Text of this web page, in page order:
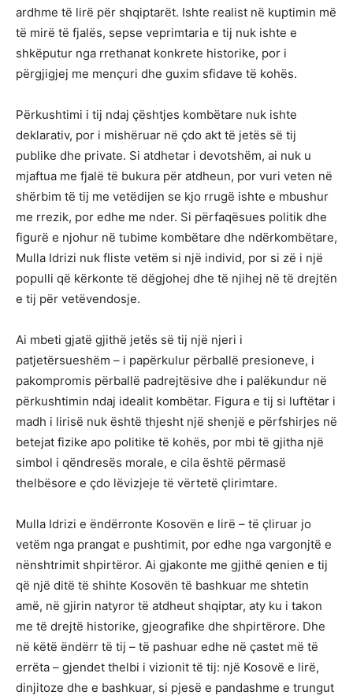
ardhme të lirë për shqiptarët. Ishte realist në kuptimin më
të mirë të fjalës, sepse veprimtaria e tij nuk ishte e
shkëputur nga rrethanat konkrete historike, por i
përgjigjej me mençuri dhe guxim sfidave të kohës.
Përkushtimi i tij ndaj çështjes kombëtare nuk ishte
deklarativ, por i mishëruar në çdo akt të jetës së tij
publike dhe private. Si atdhetar i devotshëm, ai nuk u
mjaftua me fjalë të bukura për atdheun, por vuri veten në
shërbim të tij me vetëdijen se kjo rrugë ishte e mbushur
me rrezik, por edhe me nder. Si përfaqësues politik dhe
figurë e njohur në tubime kombëtare dhe ndërkombëtare,
Mulla Idrizi nuk fliste vetëm si një individ, por si zë i një
populli që kërkonte të dëgjohej dhe të njihej në të drejtën
e tij për vetëvendosje.
Ai mbeti gjatë gjithë jetës së tij një njeri i
patjetërsueshëm – i papërkulur përballë presioneve, i
pakompromis përballë padrejtësive dhe i palëkundur në
përkushtimin ndaj idealit kombëtar. Figura e tij si luftëtar i
madh i lirisë nuk është thjesht një shenjë e përfshirjes në
betejat fizike apo politike të kohës, por mbi të gjitha një
simbol i qëndresës morale, e cila është përmasë
thelbësore e çdo lëvizjeje të vërtetë çlirimtare.
Mulla Idrizi e ëndërronte Kosovën e lirë – të çliruar jo
vetëm nga prangat e pushtimit, por edhe nga vargonjtë e
nënshtrimit shpirtëror. Ai gjakonte me gjithë qenien e tij
që një ditë të shihte Kosovën të bashkuar me shtetin
amë, në gjirin natyror të atdheut shqiptar, aty ku i takon
me të drejtë historike, gjeografike dhe shpirtërore. Dhe
në këtë ëndërr të tij – të pashuar edhe në çastet më të
errëta – gjendet thelbi i vizionit të tij: një Kosovë e lirë,
dinjitoze dhe e bashkuar, si pjesë e pandashme e trungut